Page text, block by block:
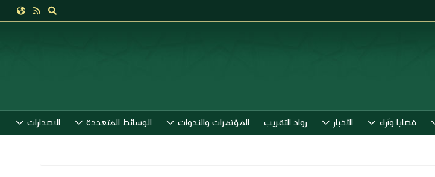
قضايا وآراء الأخبار رواد التقريب المؤتمرات والندوات الوسائط المتعددة الاصدارات